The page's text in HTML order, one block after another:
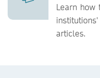
Learn how
articles.